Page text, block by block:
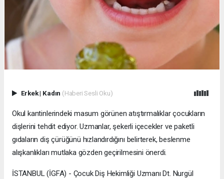
Erkek| Kadın (Haberi Sesli Oku)
Okul kantinlerindeki masum görünen atıştırmalıklar çocukların
dişlerini tehdit ediyor. Uzmanlar, şekerli içecekler ve paketli
gıdaların diş çürüğünü hızlandırdığını belirterek, beslenme
alışkanlıkları mutlaka gözden geçirilmesini önerdi.
İSTANBUL (İGFA) - Çocuk Diş Hekimliği Uzmanı Dt. Nurgül